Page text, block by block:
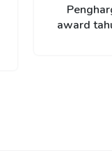
award